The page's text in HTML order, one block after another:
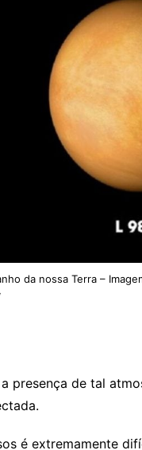
da nossa Terra –
presença de tal
é extremamente